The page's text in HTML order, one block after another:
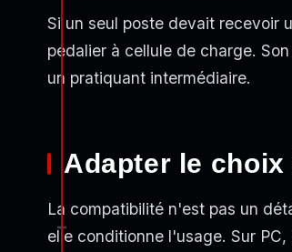
Si un seul poste devait recevoir
pédalier à cellule de charge.
un pratiquant intermédiaire.
Adapter le
La compatibilité n'est pas un
elle conditionne l'usage. Sur